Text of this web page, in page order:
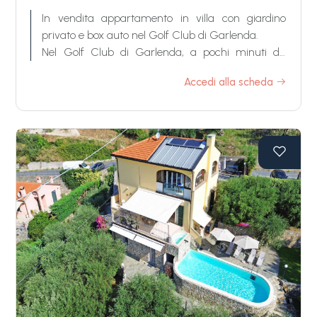
In vendita appartamento in villa con giardino
privato e box auto nel Golf Club di Garlenda.
Nel Golf Club di Garlenda, a pochi minuti da
ingresso indipendente e giardino privato.
e la coerenza nelle scelte materiche e cromatiche
definiscono un insieme di qualità.
Le aree esterne sono elemento di valore: sul fronte,
il patio coperto amplia la zona giorno e crea
continuità con il giardino; sul retro, l'area
attrezzata con gazebo in ferro battuto, forno e
lavello in muratura offre uno spazio dedicato alla
convivialità e all'uso all'aperto.
Il piano terra comprende soggiorno con affaccio
sul verde, cucina con sala da pranzo, una camera
matrimoniale e un bagno.
Accedi alla scheda